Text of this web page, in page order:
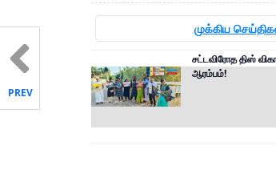
முக்கிய
சட்டவிரோத திஸ்
ஆரம்பம்!
PREV